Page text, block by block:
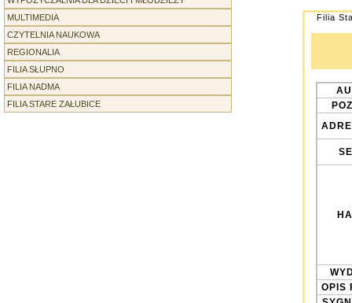
MULTIMEDIA
CZYTELNIA NAUKOWA
REGIONALIA
-----------------
FILIA SŁUPNO
FILIA NADMA
FILIA STARE ZAŁUBICE
Filia
OPIS